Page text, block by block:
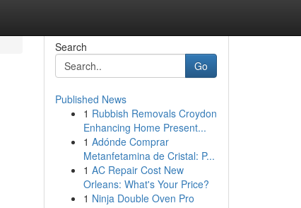
Search
Go
Published News
1 Rubbish Removals Croydon
Enhancing Home Present...
1 Adónde Comprar
Metanfetamina de Cristal: P...
1 AC Repair Cost New
Orleans: What's Your Price?
1 Ninja Double Oven Pro